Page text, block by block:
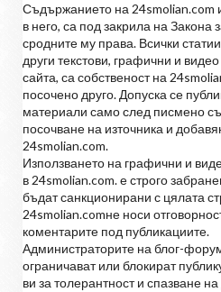
Съдържанието на 24smolian.com
в него, са под закрила на Закона
сродните му права. Всички
други текстови, графични и
сайта, са собственост на
посочено друго. Допуска се
материали само след писмено
посочване на източника и
24smolian.com.
Използването на графични и
в 24smolian.com. е строго
бъдат санкционирани с цялата
24smolian.comне носи
коментарите под публикациите.
Администраторите на блог-
ограничават или блокират
ви за толерантност и спазване